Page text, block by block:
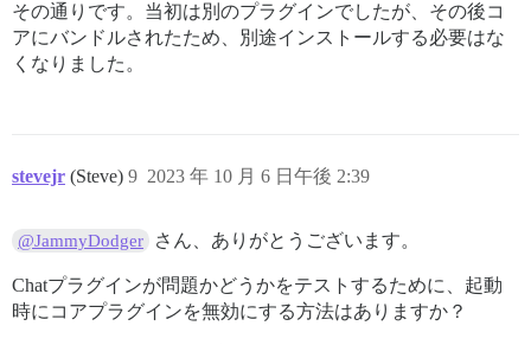
その通りです。当初は別のプラグインでしたが、その後コ
アにバンドルされたため、別途インストールする必要はな
くなりました。
stevejr (Steve) 2023 年 10 月 6 日午後 2:39
9
@JammyDodger さん、ありがとうございます。
Chatプラグインが問題かどうかをテストするために、起動
時にコアプラグインを無効にする方法はありますか？